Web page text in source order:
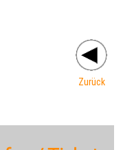
Zurück